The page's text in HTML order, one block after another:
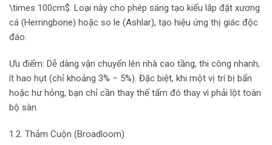
\times 100cm$. Loại này cho phép sáng tạo kiểu lắp đặt xương
cá (Herringbone) hoặc so le (Ashlar), tạo hiệu ứng thị giác độc
đáo.
Ưu điểm: Dễ dàng vận chuyển lên nhà cao tầng, thi công nhanh,
ít hao hụt (chỉ khoảng 3% – 5%). Đặc biệt, khi một vị trí bị bẩn
hoặc hư hỏng, bạn chỉ cần thay thế tấm đó thay vì phải lột toàn
bộ sàn.
1.2. Thảm Cuộn (Broadloom)